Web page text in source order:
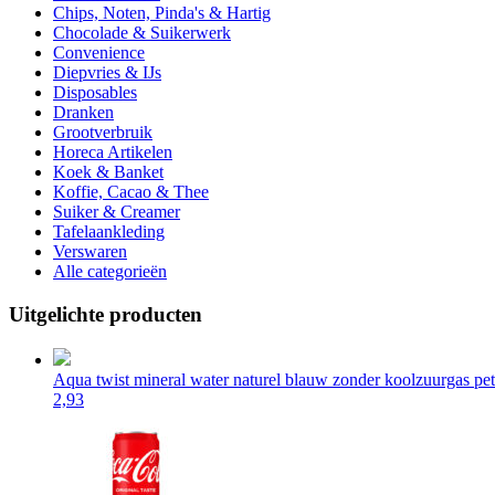
Chips, Noten, Pinda's & Hartig
Chocolade & Suikerwerk
Convenience
Diepvries & IJs
Disposables
Dranken
Grootverbruik
Horeca Artikelen
Koek & Banket
Koffie, Cacao & Thee
Suiker & Creamer
Tafelaankleding
Verswaren
Alle categorieën
Uitgelichte producten
Aqua twist mineral water naturel blauw zonder koolzuurgas
2,93